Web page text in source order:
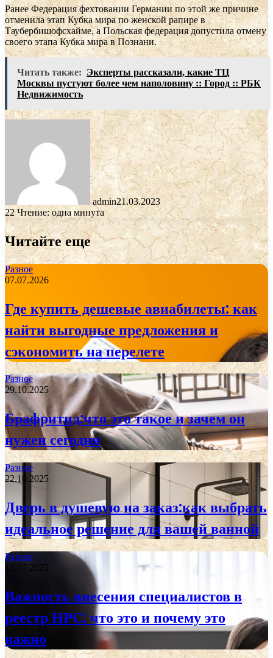
Ранее Федерация фехтовании Германии по этой же причине
отменила этап Кубка мира по женской рапире в
Таубербишофсхайме, а Польская федерация допустила отмену
своего этапа Кубка мира в Познани.
Читать также: Эксперты рассказали, какие ТЦ
Москвы пустуют более чем наполовину :: Город :: РБК
Недвижимость
admin21.03.2023
22 Чтение: одна минута
Читайте еще
Разное
07.07.2026
Где купить дешевые авиабилеты: как
найти выгодные предложения и
сэкономить на перелете
Разное
29.10.2025
Брафритид:что это такое и зачем он
нужен сегодня
Разное
22.10.2025
Дверь в душевую на заказ:как выбрать
идеальное решение для вашей ванной
Разное
13.07.2025
Важность внесения специалистов в
реестр НРС: что это и почему это
важно